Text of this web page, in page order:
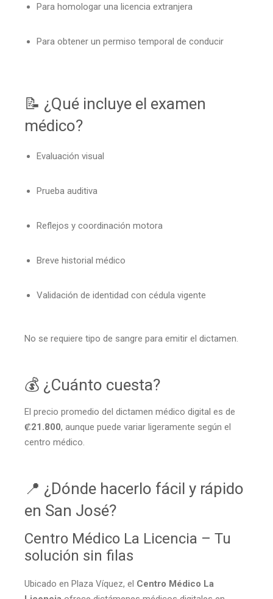
Para homologar una licencia extranjera
Para obtener un permiso temporal de conducir
📝 ¿Qué incluye el examen
médico?
Evaluación visual
Prueba auditiva
Reflejos y coordinación motora
Breve historial médico
Validación de identidad con cédula vigente
No se requiere tipo de sangre para emitir el dictamen.
💰 ¿Cuánto cuesta?
El precio promedio del dictamen médico digital es de
₡21.800, aunque puede variar ligeramente según el
centro médico.
📍 ¿Dónde hacerlo fácil y rápido
en San José?
Centro Médico La Licencia – Tu
solución sin filas
Ubicado en Plaza Víquez, el Centro Médico La